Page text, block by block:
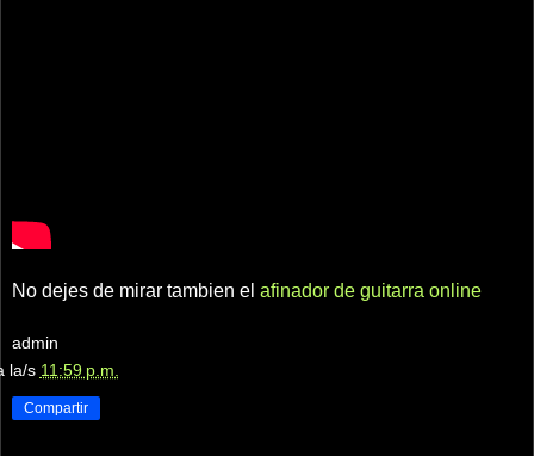
No dejes de mirar tambien el afinador de guitarra online
admin
la/s 11:59 p.m.
Compartir